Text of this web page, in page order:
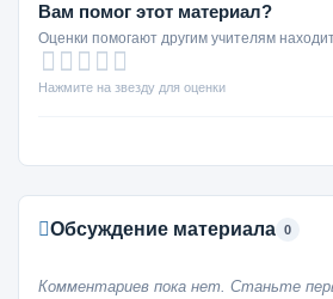
Вам помог этот материал?
Оценки помогают другим учителям
Нажмите на звезду для оценки
Обсуждение материала 0
Комментариев пока нет. Станьте